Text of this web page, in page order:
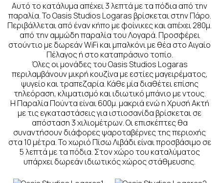
Αυτό το κατάλυμα απέχει 3 λεπτά με τα πόδια από την
παραλία. Το Oasis Studios Logaras βρίσκεται στην Πάρο.
Περιβάλλεται από έναν κήπο με φοίνικες και απέχει 280μ.
από την αμμώδη παραλία του Λογαρά. Προσφέρει
στούντιο με δωρεάν WiFi και μπαλκόνι με θέα στο Αιγαίο
Πέλαγος ή στο καταπράσινο τοπίο.
Όλες οι μονάδες του Oasis Studios Logaras
περιλαμβάνουν μικρή κουζίνα με εστίες μαγειρέματος,
ψυγείο και τραπεζαρία. Κάθε μία διαθέτει επίσης
τηλεόραση, κλιματισμό και ιδιωτικό μπάνιο με ντους.
Η Παραλία Πούντα είναι 600μ. μακριά ενώ η Χρυσή Ακτή
με τις εγκαταστάσεις για ιστιοσανίδα βρίσκεται σε
απόσταση 3 χιλιομέτρων. Οι επισκέπτες θα
συναντήσουν διάφορες ψαροταβέρνες της περιοχής
στα 10 μέτρα. Το χωριό Πίσω Λιβάδι είναι προσβάσιμο σε
5 λεπτά με τα πόδια. Στον χώρο του καταλύματος
υπάρχει δωρεάν ιδιωτικός χώρος στάθμευσης.